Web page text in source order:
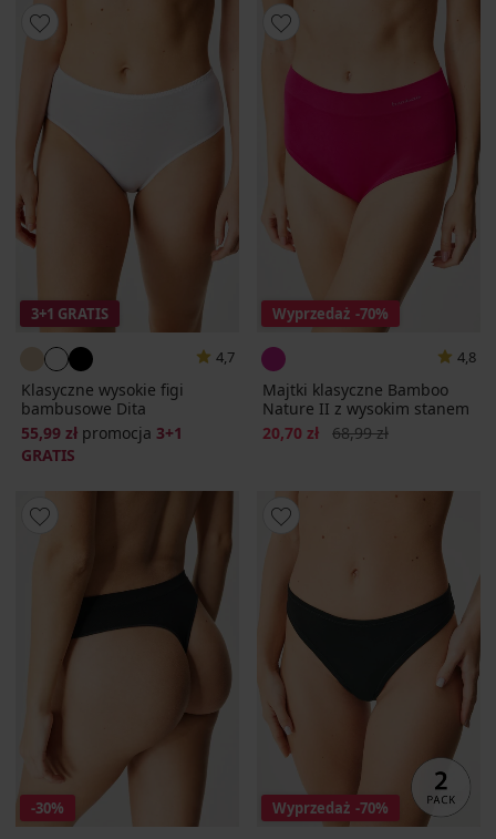
3+1 GRATIS
4,7
Klasyczne wysokie figi
bambusowe Dita
55,99 zł promocja 3+1
GRATIS
Wyprzedaż -70%
4,8
Majtki klasyczne Bamboo
Nature II z wysokim stanem
Zniżka
20,70 zł Pierwotna cena
68,99 zł
-30% Wyprzedaż -70%